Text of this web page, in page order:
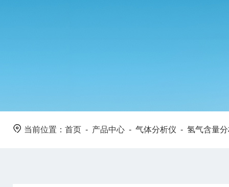
当前位置： 首页 - 产品中心 - 气体分析仪 - 氢气含量